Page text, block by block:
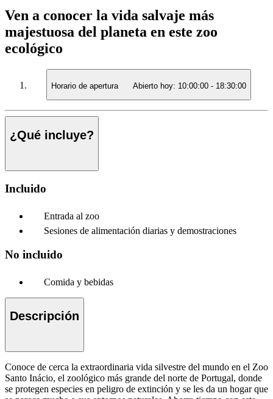
Ven a conocer la vida salvaje más
majestuosa del planeta en este zoo
ecológico
Horario de apertura Abierto hoy: 10:00:00 - 18:30:00
¿Qué incluye?
Incluido
Entrada al zoo
Sesiones de alimentación diarias y demostraciones
No incluido
Comida y bebidas
Descripción
Conoce de cerca la extraordinaria vida silvestre del mundo en el Zoo
Santo Inácio, el zoológico más grande del norte de Portugal, donde
se protegen especies en peligro de extinción y se les da un hogar que